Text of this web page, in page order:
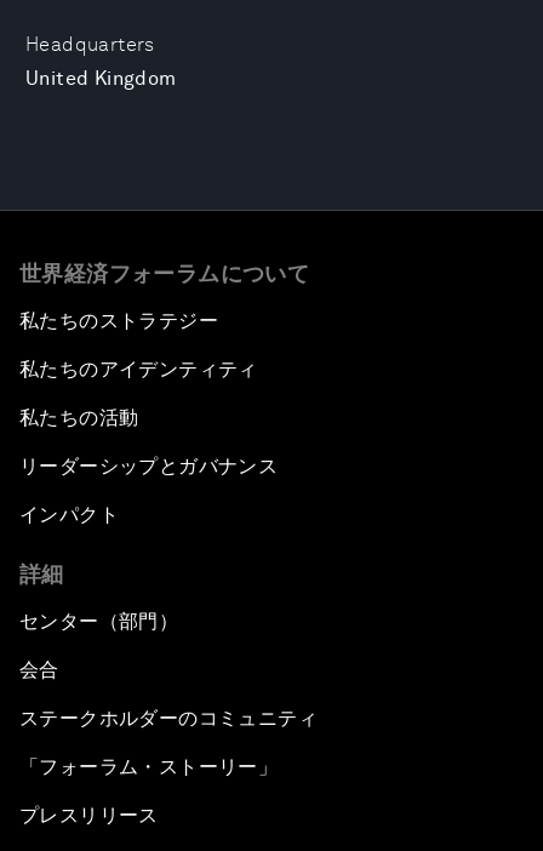
Headquarters
United Kingdom
世界経済フォーラムについて
私たちのストラテジー
私たちのアイデンティティ
私たちの活動
リーダーシップとガバナンス
インパクト
詳細
センター（部門）
会合
ステークホルダーのコミュニティ
「フォーラム・ストーリー」
プレスリリース